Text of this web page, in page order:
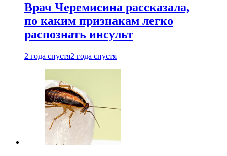
Врач Черемисина рассказала,
по каким признакам легко
распознать инсульт
2 года спустя2 года спустя